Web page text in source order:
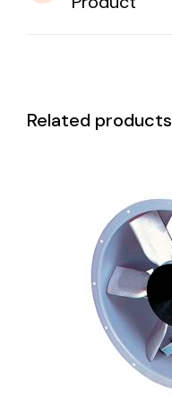
Related products